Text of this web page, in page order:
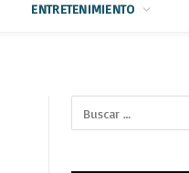
ENTRETENIMIENTO